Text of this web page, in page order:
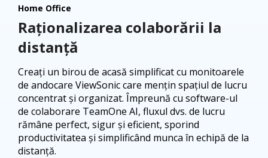
Home Office
Raționalizarea colaborării la
distanță
Creați un birou de acasă simplificat cu monitoarele
de andocare ViewSonic care mențin spațiul de lucru
concentrat și organizat. Împreună cu software-ul
de colaborare TeamOne AI, fluxul dvs. de lucru
rămâne perfect, sigur și eficient, sporind
productivitatea și simplificând munca în echipă de la
distanță.